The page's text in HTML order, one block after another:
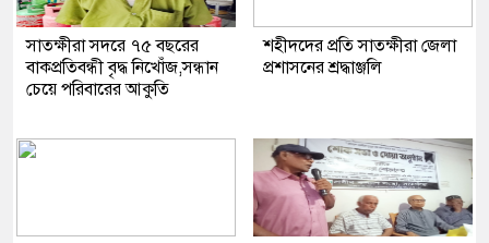
সাতক্ষীরা সদরে ৭৫ বছরের
বাকপ্রতিবন্ধী বৃদ্ধ নিখোঁজ,সন্ধান
চেয়ে পরিবারের আকুতি
শহীদদের প্রতি সাতক্ষীরা জেলা
প্রশাসনের শ্রদ্ধাঞ্জলি